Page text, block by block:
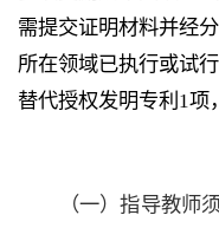
需提交证明材料并经
所在领域已执行或试
替代授权发明专利 1项
（一）指导教师